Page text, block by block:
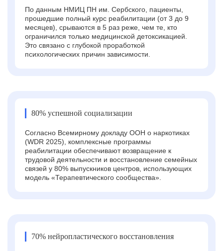
По данным НМИЦ ПН им. Сербского, пациенты,
прошедшие полный курс реабилитации (от 3 до 9
месяцев), срываются в 5 раз реже, чем те, кто
ограничился только медицинской детоксикацией.
Это связано с глубокой проработкой
психологических причин зависимости.
80% успешной социализации
Согласно Всемирному докладу ООН о наркотиках
(WDR 2025), комплексные программы
реабилитации обеспечивают возвращение к
трудовой деятельности и восстановление семейных
связей у 80% выпускников центров, использующих
модель «Терапевтического сообщества».
70% нейропластического восстановления